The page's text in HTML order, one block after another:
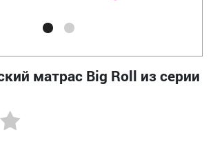
матрас Big Roll из серии